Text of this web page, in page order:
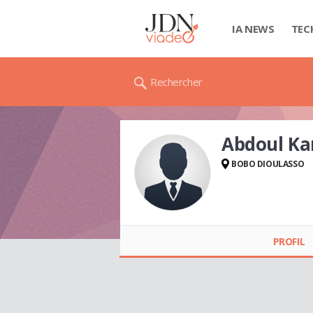
IA NEWS
Rechercher
Abdoul
BOBO DIOULASSO
PROFIL